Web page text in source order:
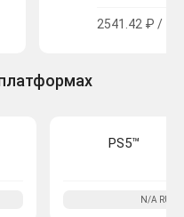
2541.42 ₽ /
PS5™
N/A RU